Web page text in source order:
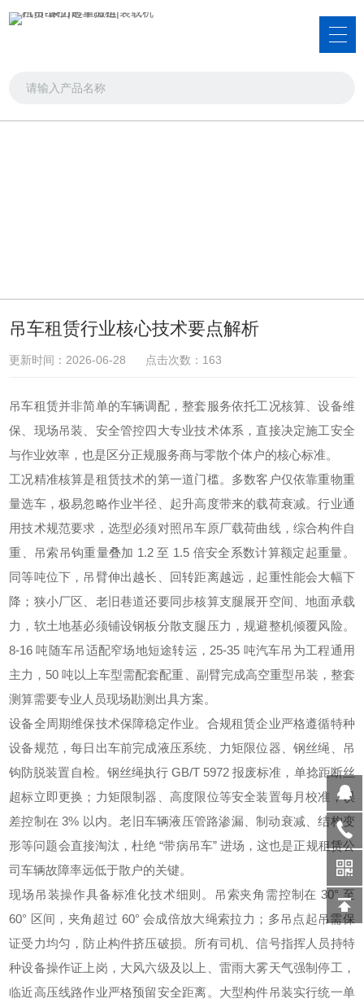
吊车租赁行业核心技术要点解析
更新时间：2026-06-28 点击次数：163
吊车租赁并非简单的车辆调配，整套服务依托工况核算、设备维
保、现场吊装、安全管控四大专业技术体系，直接决定施工安全
与作业效率，也是区分正规服务商与零散个体户的核心标准。
工况精准核算是租赁技术的第一道门槛。多数客户仅依靠重物重
量选车，极易忽略作业半径、起升高度带来的载荷衰减。行业通
用技术规范要求，选型必须对照吊车原厂载荷曲线，综合构件自
重、吊索吊钩重量叠加 1.2 至 1.5 倍安全系数计算额定起重量。
同等吨位下，吊臂伸出越长、回转距离越远，起重性能会大幅下
降；狭小厂区、老旧巷道还要同步核算支腿展开空间、地面承载
力，软土地基必须铺设钢板分散支腿压力，规避整机倾覆风险。
8-16 吨随车吊适配窄场地短途转运，25-35 吨汽车吊为工程通用
主力，50 吨以上车型需配套配重、副臂完成高空重型吊装，整套
测算需要专业人员现场勘测出具方案。
设备全周期维保技术保障稳定作业。合规租赁企业严格遵循特种
设备规范，每日出车前完成液压系统、力矩限位器、钢丝绳、吊
钩防脱装置自检。钢丝绳执行 GB/T 5972 报废标准，单捻距断丝
超标立即更换；力矩限制器、高度限位等安全装置每月校准，误
差控制在 3% 以内。老旧车辆液压管路渗漏、制动衰减、结构变
形等问题会直接淘汰，杜绝 “带病吊车” 进场，这也是正规租赁公
司车辆故障率远低于散户的关键。
现场吊装操作具备标准化技术细则。吊索夹角需控制在 30° 至
60° 区间，夹角超过 60° 会成倍放大绳索拉力；多吊点起吊需保
证受力均匀，防止构件挤压破损。所有司机、信号指挥人员持特
种设备操作证上岗，大风六级及以上、雷雨大雾天气强制停工，
临近高压线路作业严格预留安全距离。大型构件吊装实行统一单